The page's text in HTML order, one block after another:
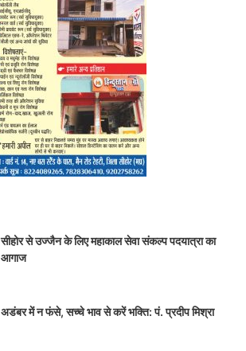
सीहोर से उज्जैन के लिए महाकाल सेवा संकल्प पदयात्रा का
आगाज
अडंबर में न फंसे, सच्चे भाव से करें भक्ति: पं. प्रदीप मिश्रा